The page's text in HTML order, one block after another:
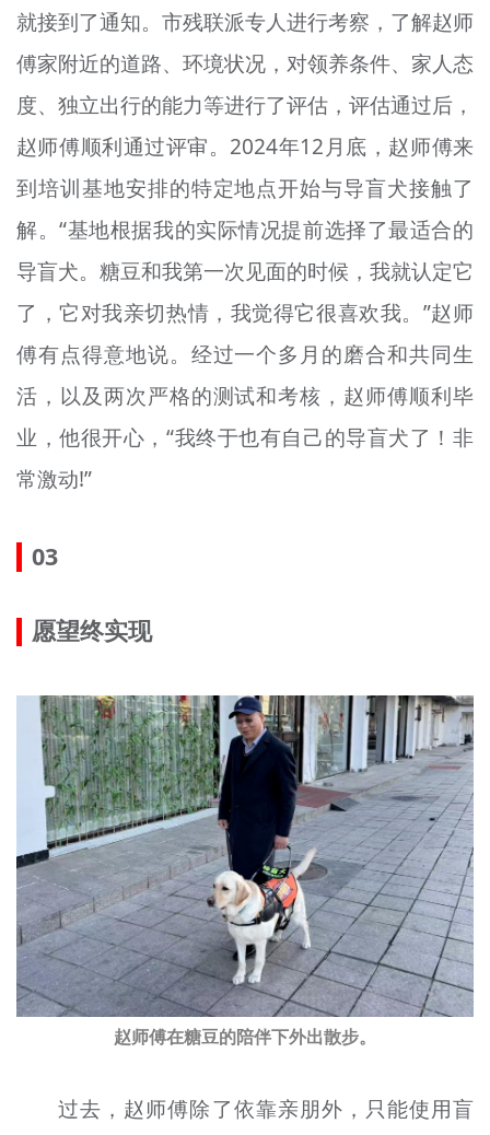
就接到了通知。市残联派专人进行考察，了解赵师
傅家附近的道路、环境状况，对领养条件、家人态
度、独立出行的能力等进行了评估，评估通过后，
赵师傅顺利通过评审。2024年12月底，赵师傅来
到培训基地安排的特定地点开始与导盲犬接触了
解。“基地根据我的实际情况提前选择了最适合的
导盲犬。糖豆和我第一次见面的时候，我就认定它
了，它对我亲切热情，我觉得它很喜欢我。”赵师
傅有点得意地说。经过一个多月的磨合和共同生
活，以及两次严格的测试和考核，赵师傅顺利毕
业，他很开心，“我终于也有自己的导盲犬了！非
常激动!”
03
愿望终实现
赵师傅在糖豆的陪伴下外出散步。
过去，赵师傅除了依靠亲朋外，只能使用盲